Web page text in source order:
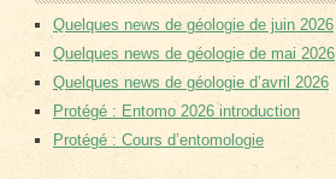
Quelques news de géologie de juin 2026
Quelques news de géologie de mai 2026
Quelques news de géologie d’avril 2026
Protégé : Entomo 2026 introduction
Protégé : Cours d’entomologie